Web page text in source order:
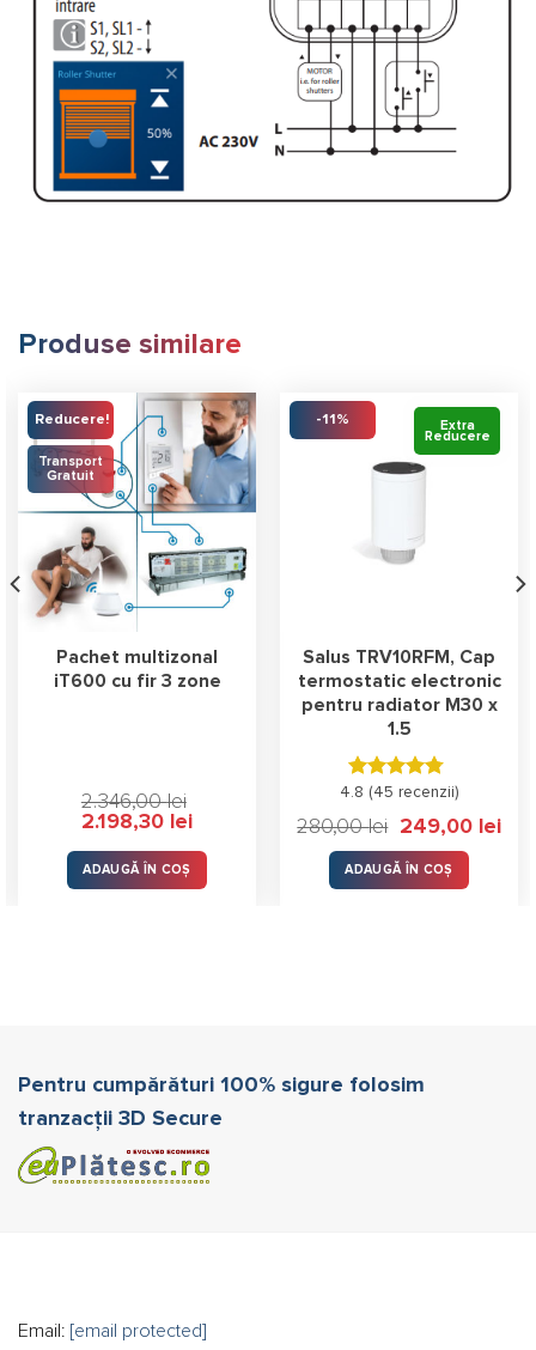
Produse similare
Reducere!
Transport
Gratuit
Pachet multizonal
iT600 cu fir 3 zone
2.346,00lei
Prețul
a
fost:
2.198,30 leiPrețul
este:
ADAUGĂ ÎN COȘ
-11%
Extra
Reducere
Salus TRV10RFM, Cap
termostatic electronic
pentru radiator M30 x
1.5
Evaluat la
din 5
4.8 (45 recenzii)
280,00lei
Prețul
a
fost:
280,00 lei.
249,00 lei
ADAUGĂ ÎN COȘ
Pentru cumpărături 100% sigure folosim
tranzacții 3D Secure
Email: [email protected]